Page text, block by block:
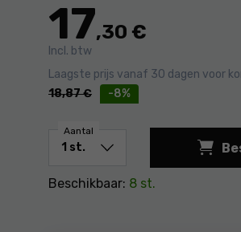
17,30 €
Incl. btw
-8%
Laagste prijs vanaf 30 dagen voor
18,87€
Aantal
Beschikbaar: 8 st.